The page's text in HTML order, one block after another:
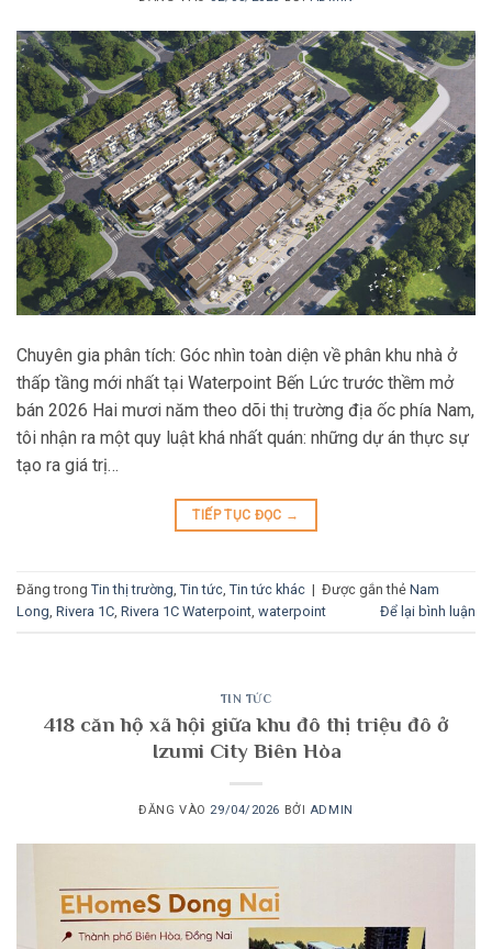
Chuyên gia phân tích: Góc nhìn toàn diện về phân khu nhà ở
thấp tầng mới nhất tại Waterpoint Bến Lức trước thềm mở
bán 2026 Hai mươi năm theo dõi thị trường địa ốc phía Nam,
tôi nhận ra một quy luật khá nhất quán: những dự án thực sự
tạo ra giá trị…
TIẾP TỤC ĐỌC →
Đăng trong Tin thị trường, Tin tức, Tin tức khác | Được gắn thẻ Nam
Long, Rivera 1C, Rivera 1C Waterpoint, waterpoint Để lại bình luận
TIN TỨC
418 căn hộ xã hội giữa khu đô thị triệu đô ở
Izumi City Biên Hòa
ĐĂNG VÀO 29/04/2026 BỞI ADMIN